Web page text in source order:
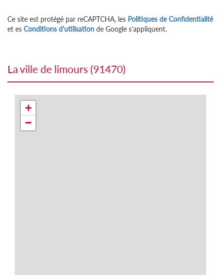
Ce site est protégé par reCAPTCHA, les Politiques de Confidentialité
et es Conditions d'utilisation de Google s'appliquent.
la ville de limours (91470)
+
−